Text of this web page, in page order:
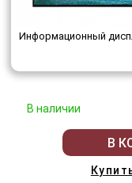
Информационный
В наличии
В